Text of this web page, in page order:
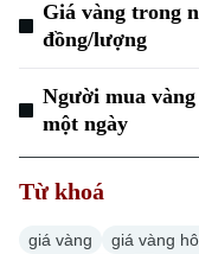
Giá vàng trong
đồng/lượng
Người mua
một ngày
Từ khoá
giá vàng giá vàng